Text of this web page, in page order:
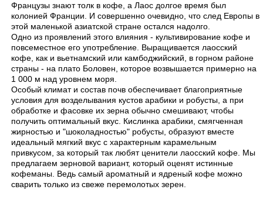
Французы знают толк в кофе, а Лаос долгое время был
колонией Франции. И совершенно очевидно, что след Европы в
этой маленькой азиатской стране остался надолго.
Одно из проявлений этого влияния - культивирование кофе и
повсеместное его употребление. Выращивается лаосский
кофе, как и вьетнамский или камбоджийский, в горном районе
страны - на плато Боловен, которое возвышается примерно на
1 000 м над уровнем моря.
Особый климат и состав почв обеспечивает благоприятные
условия для возделывания кустов арабики и робусты, а при
обработке и фасовке их зерна обычно смешивают, чтобы
получить оптимальный вкус. Кислинка арабики, смягченная
жирностью и "шоколадностью" робусты, образуют вместе
идеальный мягкий вкус с характерным карамельным
привкусом, за который так любят ценители лаосский кофе. Мы
предлагаем зерновой вариант, который оценят истинные
кофеманы. Ведь самый ароматный и ядреный кофе можно
сварить только из свеже перемолотых зерен.